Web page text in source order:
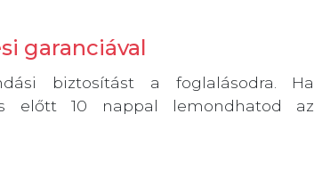
garanciával
biztosítást a foglalásodra. Ha
előtt 10 nappal lemondhatod az